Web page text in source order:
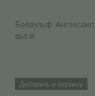
Беовульф.
653 Р
Добавить в корзину